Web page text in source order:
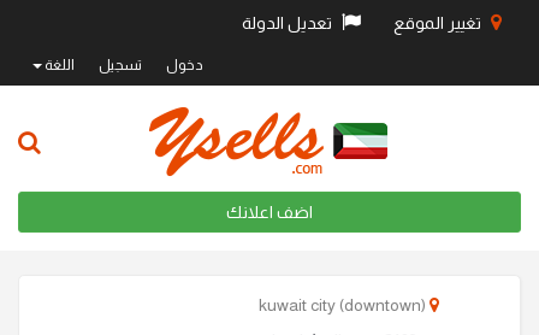
تغيير الموقع تعديل الدولة
دخول تسجيل اللغة
اضف اعلانك